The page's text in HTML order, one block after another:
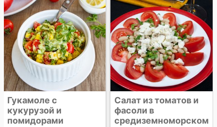
Салат из томатов и
фасоли в
средиземноморском